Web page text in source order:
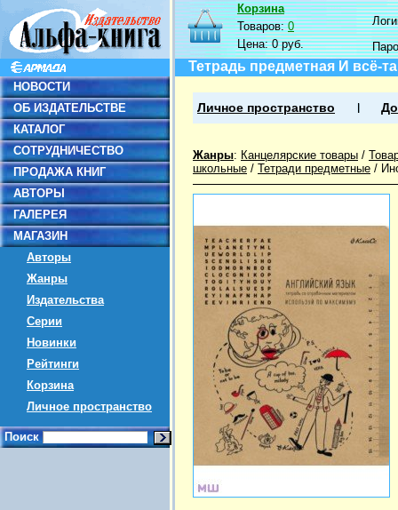
НОВОСТИ
ОБ ИЗДАТЕЛЬСТВЕ
КАТАЛОГ
СОТРУДНИЧЕСТВО
ПРОДАЖА КНИГ
АВТОРЫ
ГАЛЕРЕЯ
МАГАЗИН
Авторы
Жанры
Издательства
Серии
Новинки
Рейтинги
Корзина
Личное пространство
Поиск
Корзина
Товаров:0
Цена:0 руб.
Тетрадь предметная И всё-
Личное пространство
Жанры: Канцелярские товары /
школьные / Тетради предметные /